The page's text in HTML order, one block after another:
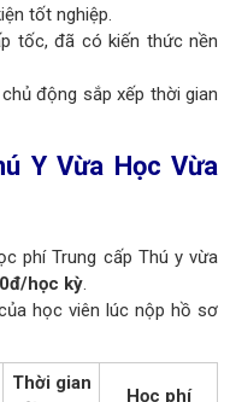
tốt nghiệp.
tốc, đã có kiến thức nền
động sắp xếp thời gian
Y Vừa Học Vừa
phíTrung cấp Thú y vừa
học kỳ.
học viên lúc nộp hồ sơ
Thời gian
Học phí